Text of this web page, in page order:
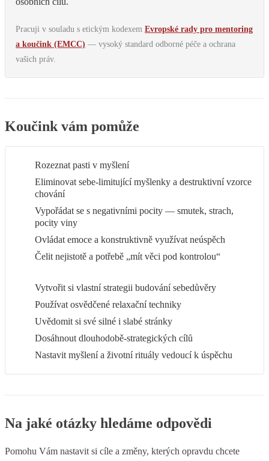
Pracuji v souladu s etickým kodexem Evropské rady pro mentoring
a koučink (EMCC) — vysoký standard odborné péče a ochrana
vašich práv.
Koučink vám pomůže
Rozeznat pasti v myšlení
Eliminovat sebe-limitující myšlenky a destruktivní vzorce
chování
Vypořádat se s negativními pocity — smutek, strach,
pocity viny
Ovládat emoce a konstruktivně využívat neúspěch
Čelit nejistotě a potřebě „mít věci pod kontrolou“
Vytvořit si vlastní strategii budování sebedůvěry
Používat osvědčené relaxační techniky
Uvědomit si své silné i slabé stránky
Dosáhnout dlouhodobě-strategických cílů
Nastavit myšlení a životní rituály vedoucí k úspěchu
Na jaké otázky hledáme odpovědi
Pomohu Vám nastavit si cíle a změny, kterých opravdu chcete